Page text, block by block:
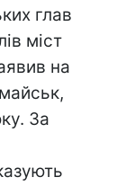
глав
міст
на
За